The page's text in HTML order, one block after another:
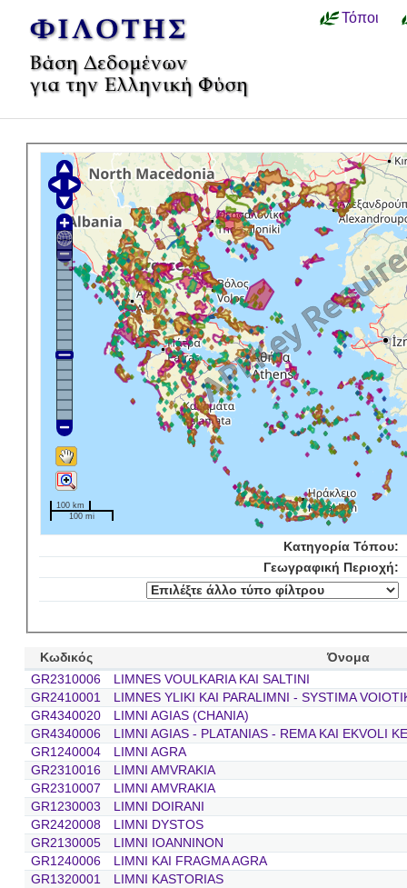
Τόποι
100 km
100 mi
Κατηγορία Τόπου:
Γεωγραφική Περιοχή:
Κωδικός
Όνομα
GR2310006
LIMNES VOULKARIA KAI SALTINI
GR2410001
LIMNES YLIKI KAI PARALIMNI - SYSTIMA
GR4340020
LIMNI AGIAS (CHANIA)
GR4340006
LIMNI AGIAS - PLATANIAS - REMA KAI EKVOLI
GR1240004
LIMNI AGRA
GR2310016
LIMNI AMVRAKIA
GR2310007
LIMNI AMVRAKIA
GR1230003
LIMNI DOIRANI
GR2420008
LIMNI DYSTOS
GR2130005
LIMNI IOANNINON
GR1240006
LIMNI KAI FRAGMA AGRA
GR1320001
LIMNI KASTORIAS